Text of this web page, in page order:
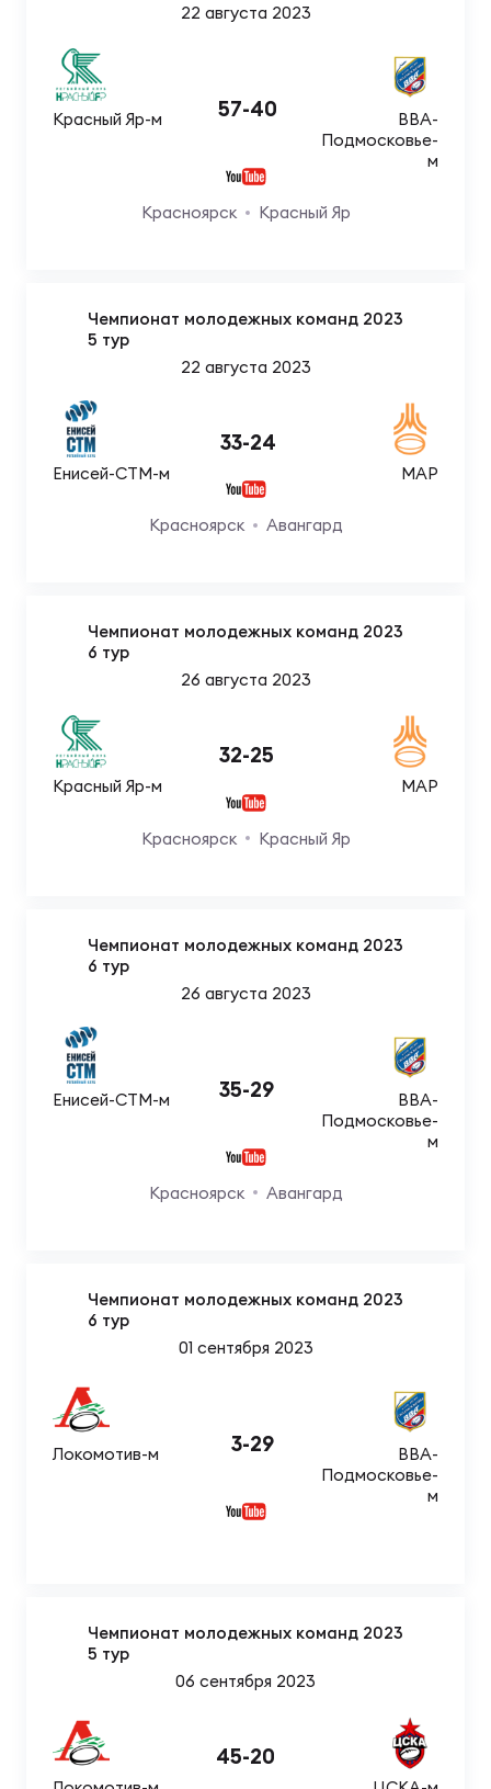
22 августа 2023
Красный Яр-м 57-40
ВВА-
Подмосковье-
м
Красноярск Красный Яр
Чемпионат молодежных команд 2023
5 тур
22 августа 2023
Енисей-СТМ-м
33-24
МАР
Красноярск Авангард
Чемпионат молодежных команд 2023
6 тур
26 августа 2023
Красный Яр-м
32-25
МАР
Красноярск Красный Яр
Чемпионат молодежных команд 2023
6 тур
26 августа 2023
Енисей-СТМ-м 35-29
ВВА-
Подмосковье-
м
Красноярск Авангард
Чемпионат молодежных команд 2023
6 тур
01 сентября 2023
Локомотив-м 3-29
ВВА-
Подмосковье-
м
Чемпионат молодежных команд 2023
5 тур
06 сентября 2023
45-20